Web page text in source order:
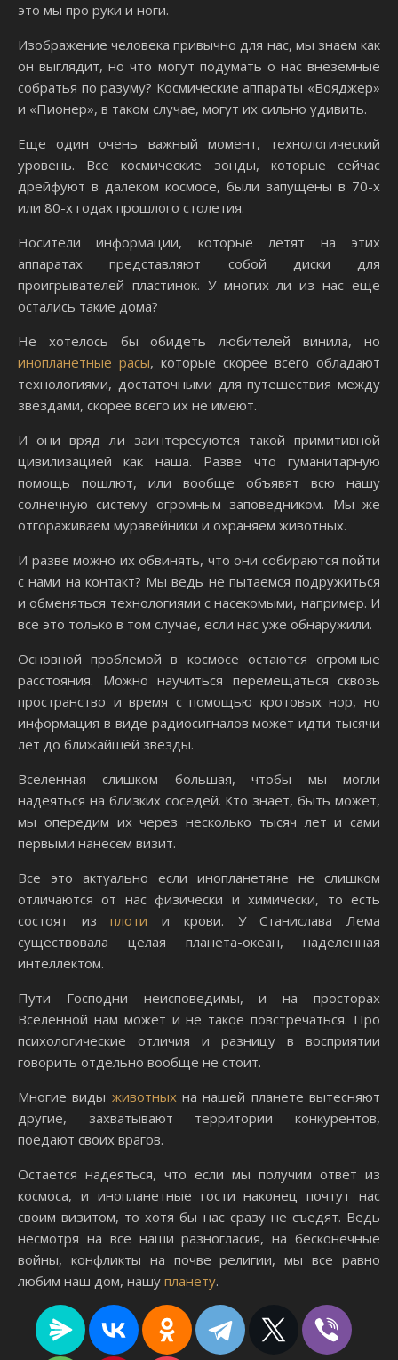
это мы про руки и ноги.
Изображение человека привычно для нас, мы знаем как
он выглядит, но что могут подумать о нас внеземные
собратья по разуму? Космические аппараты «Вояджер»
и «Пионер», в таком случае, могут их сильно удивить.
Еще один очень важный момент, технологический
уровень. Все космические зонды, которые сейчас
дрейфуют в далеком космосе, были запущены в 70-х
или 80-х годах прошлого столетия.
Носители информации, которые летят на этих
аппаратах представляют собой диски для
проигрывателей пластинок. У многих ли из нас еще
остались такие дома?
Не хотелось бы обидеть любителей винила, но
инопланетные расы, которые скорее всего обладают
технологиями, достаточными для путешествия между
звездами, скорее всего их не имеют.
И они вряд ли заинтересуются такой примитивной
цивилизацией как наша. Разве что гуманитарную
помощь пошлют, или вообще объявят всю нашу
солнечную систему огромным заповедником. Мы же
отгораживаем муравейники и охраняем животных.
И разве можно их обвинять, что они собираются пойти
с нами на контакт? Мы ведь не пытаемся подружиться
и обменяться технологиями с насекомыми, например. И
все это только в том случае, если нас уже обнаружили.
Основной проблемой в космосе остаются огромные
расстояния. Можно научиться перемещаться сквозь
пространство и время с помощью кротовых нор, но
информация в виде радиосигналов может идти тысячи
лет до ближайшей звезды.
Вселенная слишком большая, чтобы мы могли
надеяться на близких соседей. Кто знает, быть может,
мы опередим их через несколько тысяч лет и сами
первыми нанесем визит.
Все это актуально если инопланетяне не слишком
отличаются от нас физически и химически, то есть
состоят изплоти и крови. У Станислава Лема
существовала целая планета-океан, наделенная
интеллектом.
Пути Господни неисповедимы, и на просторах
Вселенной нам может и не такое повстречаться. Про
психологические отличия и разницу в восприятии
говорить отдельно вообще не стоит.
Многие виды животныхна нашей планете вытесняют
другие, захватывают территории конкурентов,
поедают своих врагов.
Остается надеяться, что если мы получим ответ из
космоса, и инопланетные гости наконец почтут нас
своим визитом, то хотя бы нас сразу не съедят. Ведь
несмотря на все наши разногласия, на бесконечные
войны, конфликты на почве религии, мы все равно
любим наш дом, нашу планету.